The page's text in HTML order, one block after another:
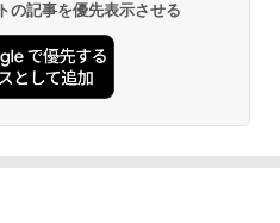
ック付き 高安全性 金属製耐久 コ
機能設計 持ち運び便利 アウトド
/教育現場/展示会用 緑
の記事を優先表示させる